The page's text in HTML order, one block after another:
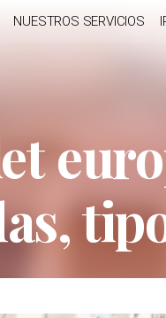
NUESTROS SERVICIOS